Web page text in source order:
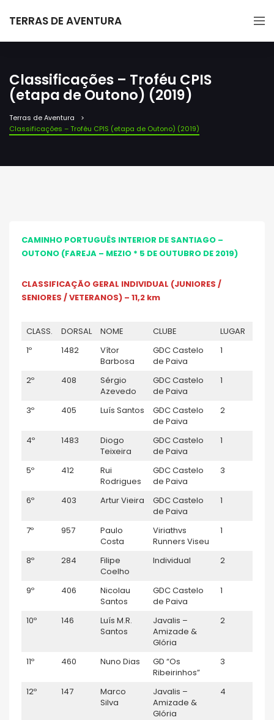
TERRAS DE AVENTURA
Classificações – Troféu CPIS
(etapa de Outono) (2019)
Terras de Aventura
Classificações – Troféu CPIS (etapa de Outono) (2019)
CAMINHO PORTUGUÊS INTERIOR DE SANTIAGO –
OUTONO (FAREJA – MEZIO * 5 DE OUTUBRO DE 2019)
CLASSIFICAÇÃO GERAL INDIVIDUAL (JUNIORES /
SENIORES / VETERANOS) – 11,2 km
CLASS. DORSAL NOME CLUBE LUGAR
1º
1482
Vítor
Barbosa
GDC Castelo
de Paiva
1
2º 408
Sérgio
Azevedo
GDC Castelo
de Paiva
1
3º 405 Luís Santos
GDC Castelo
de Paiva
2
4º 1483
Diogo
Teixeira
GDC Castelo
de Paiva
1
5º 412
Rui
Rodrigues
GDC Castelo
de Paiva
3
6º 403 Artur Vieira
GDC Castelo
de Paiva
1
7º 957
Paulo
Costa
Viriathvs
Runners Viseu
1
8º 284
Filipe
Coelho
Individual 2
9º 406
Nicolau
Santos
GDC Castelo
de Paiva
1
10º 146
Luís M.R.
Santos
Javalis –
Amizade &
Glória
2
11º 460 Nuno Dias
GD “Os
Ribeirinhos”
3
12º 147
Marco
Silva
Javalis –
Amizade &
Glória
4